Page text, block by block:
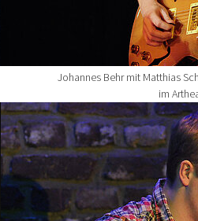
Johannes Behr mit Matthias
im
Show larger version for: